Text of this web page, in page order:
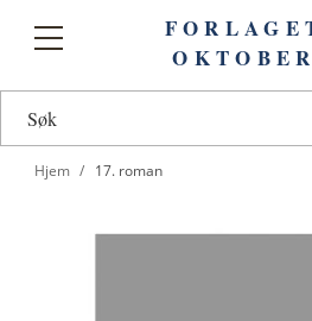
Toggle
OKTOBER
Hjem 17. roman